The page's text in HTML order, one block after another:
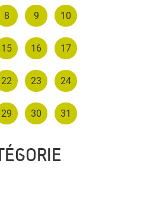
8 9 10
15 16 17
22 23 24
29 30 31